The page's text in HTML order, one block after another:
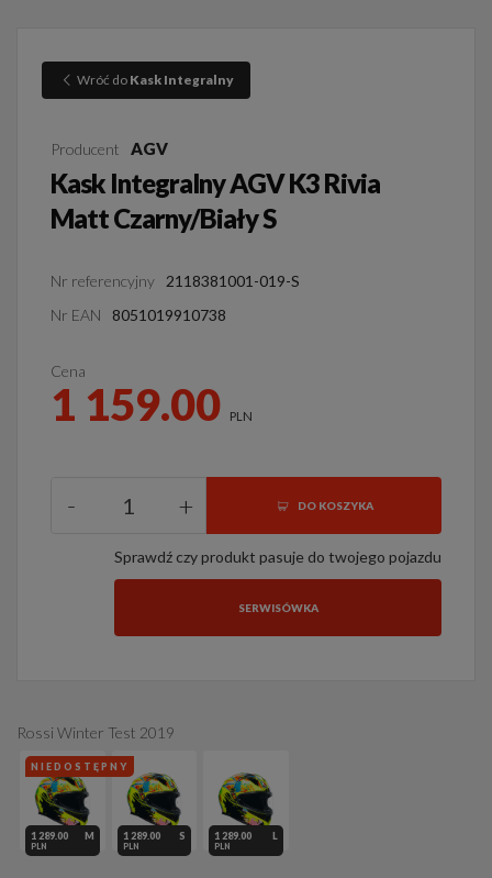
Wróć do Kask Integralny
Producent AGV
Kask Integralny AGV K3 Rivia
Matt Czarny/Biały S
Nr referencyjny
2118381001-019-S
Nr EAN
8051019910738
Cena
1 159.00 PLN
- + DO KOSZYKA
Sprawdź czy produkt pasuje do twojego pojazdu
SERWISÓWKA
Rossi Winter Test 2019
NIEDOSTĘPNY
1 289.00
PLN
M 1 289.00
PLN
S 1 289.00
PLN
L